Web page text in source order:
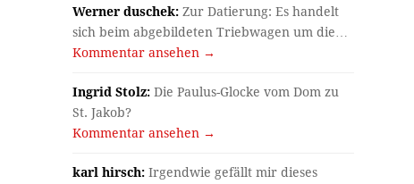
Werner duschek: Zur Datierung: Es handelt
sich beim abgebildeten Triebwagen um die…
Kommentar ansehen →
Ingrid Stolz: Die Paulus-Glocke vom Dom zu
St. Jakob?
Kommentar ansehen →
karl hirsch: Irgendwie gefällt mir dieses